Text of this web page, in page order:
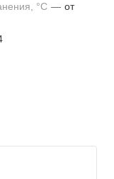
°С — от